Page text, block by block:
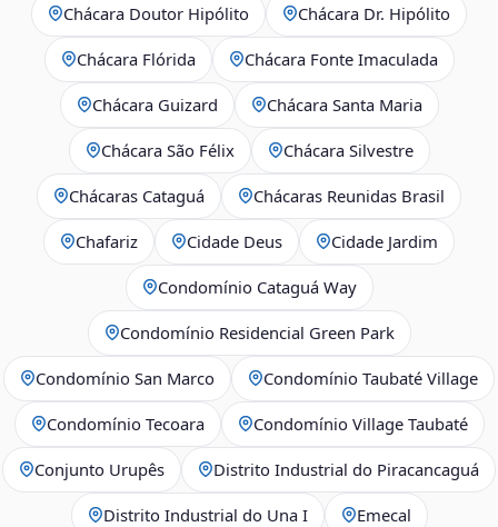
Chácara Doutor Hipólito Chácara Dr. Hipólito
Chácara Flórida Chácara Fonte Imaculada
Chácara Guizard Chácara Santa Maria
Chácara São Félix Chácara Silvestre
Chácaras Cataguá Chácaras Reunidas Brasil
Chafariz Cidade Deus Cidade Jardim
Condomínio Cataguá Way
Condomínio Residencial Green Park
Condomínio San Marco Condomínio Taubaté Village
Condomínio Tecoara Condomínio Village Taubaté
Conjunto Urupês Distrito Industrial do Piracancaguá
Distrito Industrial do Una I Emecal